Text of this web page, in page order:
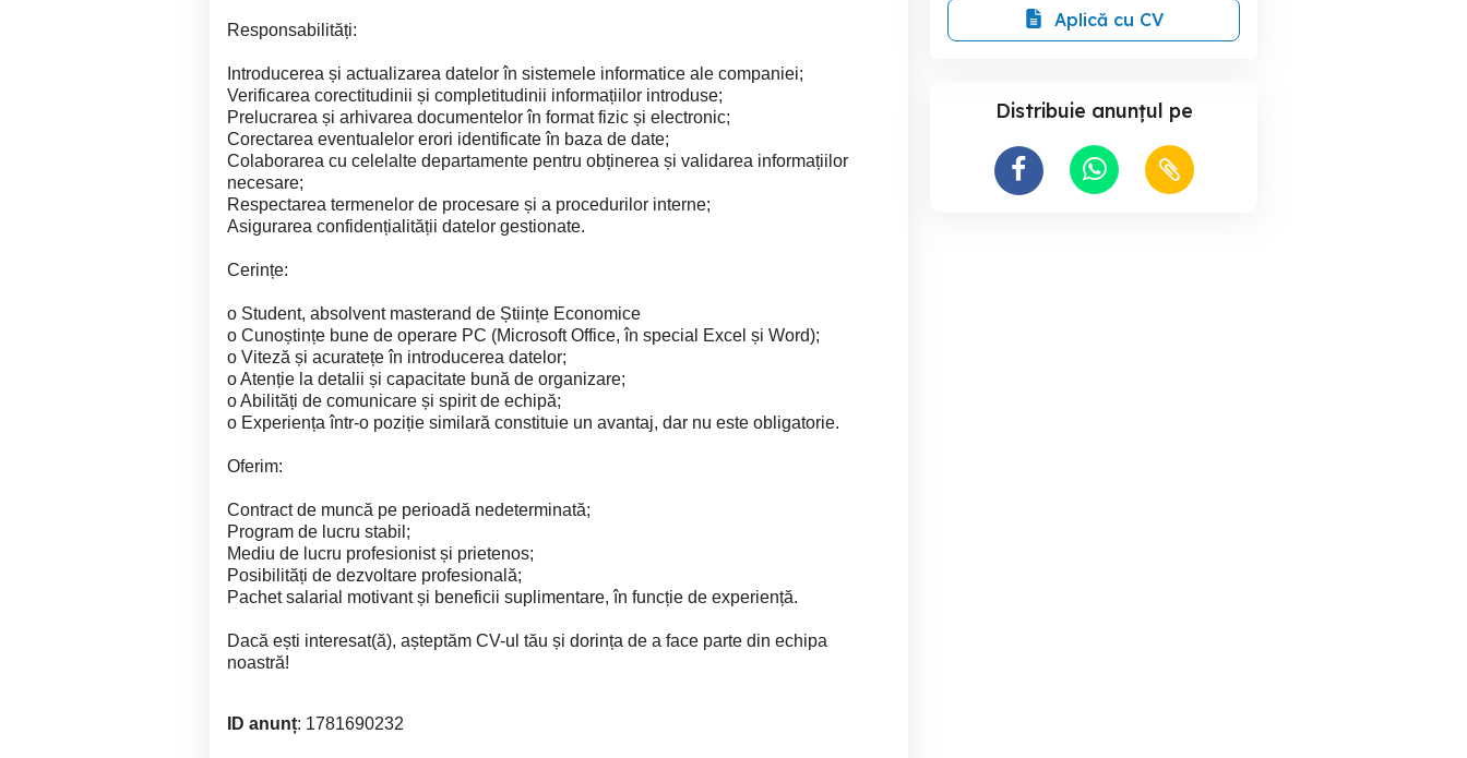
Responsabilități:
Introducerea și actualizarea datelor în sistemele informatice ale companiei;
Verificarea corectitudinii și completitudinii informațiilor introduse;
Prelucrarea și arhivarea documentelor în format fizic și electronic;
Corectarea eventualelor erori identificate în baza de date;
Colaborarea cu celelalte departamente pentru obținerea și validarea informațiilor
necesare;
Respectarea termenelor de procesare și a procedurilor interne;
Asigurarea confidențialității datelor gestionate.
Cerințe:
o Student, absolvent masterand de Științe Economice
o Cunoștințe bune de operare PC (Microsoft Office, în special Excel și Word);
o Viteză și acuratețe în introducerea datelor;
o Atenție la detalii și capacitate bună de organizare;
o Abilități de comunicare și spirit de echipă;
o Experiența într-o poziție similară constituie un avantaj, dar nu este obligatorie.
Oferim:
Contract de muncă pe perioadă nedeterminată;
Program de lucru stabil;
Mediu de lucru profesionist și prietenos;
Posibilități de dezvoltare profesională;
Pachet salarial motivant și beneficii suplimentare, în funcție de experiență.
Dacă ești interesat(ă), așteptăm CV-ul tău și dorința de a face parte din echipa
noastră!
ID anunț: 1781690232
Aplică cu CV
Distribuie anunțul pe